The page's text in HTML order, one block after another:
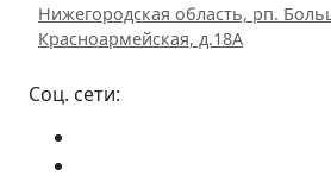
Нижегородская область, рп.
Красноармейская, д.18А
Соц. сети: